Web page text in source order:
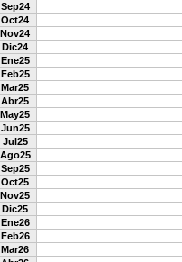
Sep24
Oct24
Nov24
Dic24
Ene25
Feb25
Mar25
Abr25
May25
Jun25
Jul25
Ago25
Sep25
Oct25
Nov25
Dic25
Ene26
Feb26
Mar26